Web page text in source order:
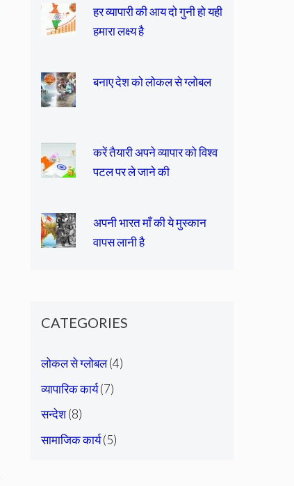
हर व्यापारी की आय दो गुनी हो यही
हमारा लक्ष्य है
बनाए देश को लोकल से ग्लोबल
करें तैयारी अपने व्यापार को विश्व
पटल पर ले जाने की
अपनी भारत माँ की ये मुस्कान
वापस लानी है
CATEGORIES
लोकल से ग्लोबल(4)
व्यापारिक कार्य(7)
सन्देश(8)
सामाजिक कार्य(5)